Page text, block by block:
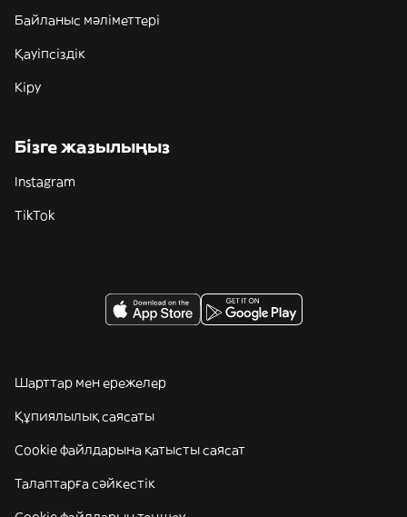
Байланыс мәліметтері
Қауіпсіздік
Кіру
Бізге жазылыңыз
Instagram
TikTok
Шарттар мен ережелер
Құпиялылық саясаты
Cookie файлдарына қатысты саясат
Талаптарға сәйкестік